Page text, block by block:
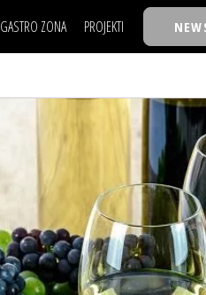
GASTRO ZONA PROJEKTI
TASTY TALKS
30 ISPOD 30
BACK TO OFFICE/
BIZBENDOVI
BIZKOLEGIJUM
BMW BIZNIS LIGA
NAJKOLEGA
30 ISPOD 30
BACK TO OFFICE/
BIZBENDOVI
BIZKOLEGIJUM
BMW BIZNIS LIGA
BIZLIFE WEEK
IZJAVA GODINE